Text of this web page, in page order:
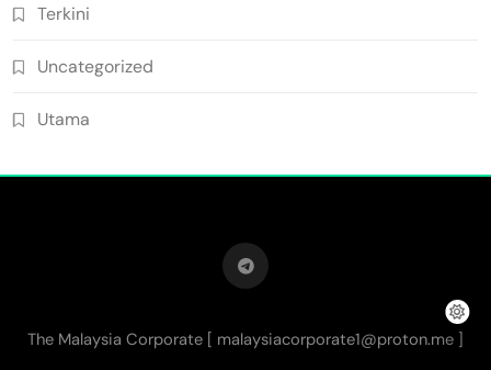
Terkini
Uncategorized
Utama
The Malaysia Corporate [ malaysiacorporate1@proton.me ]